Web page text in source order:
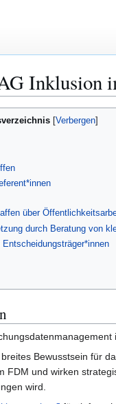
Inklusion
über
durch Beratung von
Entscheidungsträger*innen
Bewusstsein für
FDM und wirken
wird.